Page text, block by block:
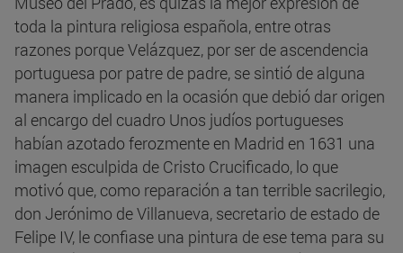
toda la pintura religiosa española, entre otras
razones porque Velázquez, por ser de ascendencia
portuguesa por patre de padre, se sintió de alguna
manera implicado en la ocasión que debió dar origen
al encargo del cuadro Unos judíos portugueses
habían azotado ferozmente en Madrid en 1631 una
imagen esculpida de Cristo Crucificado, lo que
motivó que, como reparación a tan terrible sacrilegio,
don Jerónimo de Villanueva, secretario de estado de
Felipe IV, le confiase una pintura de ese tema para su